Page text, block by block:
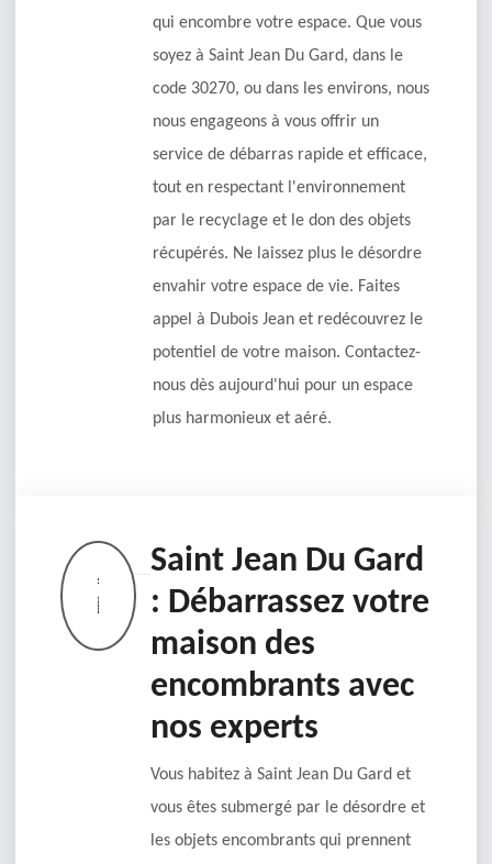
qui encombre votre espace. Que vous
soyez à Saint Jean Du Gard, dans le
code 30270, ou dans les environs, nous
nous engageons à vous offrir un
service de débarras rapide et efficace,
tout en respectant l'environnement
par le recyclage et le don des objets
récupérés. Ne laissez plus le désordre
envahir votre espace de vie. Faites
appel à Dubois Jean et redécouvrez le
potentiel de votre maison. Contactez-
nous dès aujourd'hui pour un espace
plus harmonieux et aéré.
Saint Jean Du Gard
: Débarrassez votre
maison des
encombrants avec
nos experts
Vous habitez à Saint Jean Du Gard et
vous êtes submergé par le désordre et
les objets encombrants qui prennent